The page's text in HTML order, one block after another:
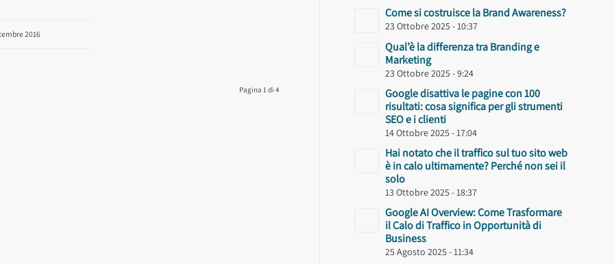
2016
Pagina 1 di 4
Come si costruisce la Brand Awareness?
23 Ottobre 2025 - 10:37
Qual’è la differenza tra Branding e
Marketing
23 Ottobre 2025 - 9:24
Google disattiva le pagine con 100
risultati: cosa significa per gli strumenti
SEO e i clienti
14 Ottobre 2025 - 17:04
Hai notato che il traffico sul tuo sito web
è in calo ultimamente? Perché non sei il
solo
13 Ottobre 2025 - 18:37
Google AI Overview: Come Trasformare
il Calo di Traffico in Opportunità di
Business
25 Agosto 2025 - 11:34